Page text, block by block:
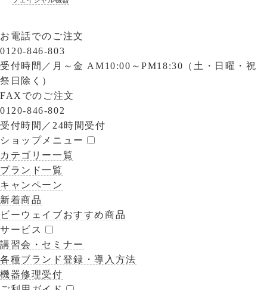
お電話でのご注文
0120-846-803
受付時間／ 月～金 AM10:00～PM18:30（土・日曜・祝
祭日除く）
FAXでのご注文
0120-846-802
受付時間／ 24時間受付
ショップメニュー
カテゴリー一覧
ブランド一覧
キャンペーン
新着商品
ビーウェイブおすすめ商品
サービス
講習会・セミナー
各種ブランド登録・導入方法
機器修理受付